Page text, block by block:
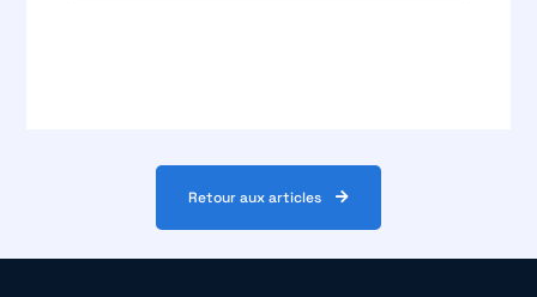
Retour aux articles